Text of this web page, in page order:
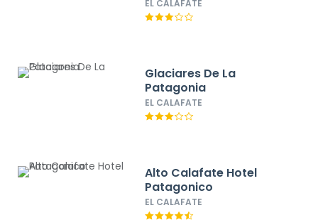
EL CALAFATE
Glaciares De La
Patagonia
EL CALAFATE
Alto Calafate Hotel
Patagonico
EL CALAFATE